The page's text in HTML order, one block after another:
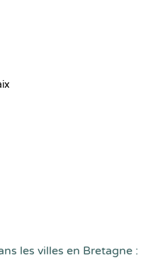
les villes en Bretagne :